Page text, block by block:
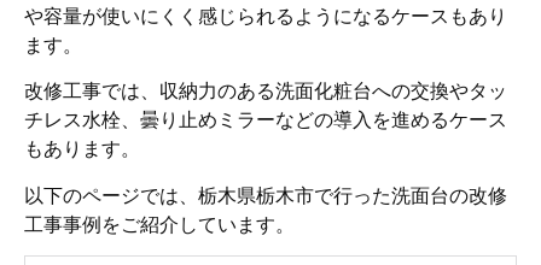
や容量が使いにくく感じられるようになるケースもあり
ます。
改修工事では、収納力のある洗面化粧台への交換やタッ
チレス水栓、曇り止めミラーなどの導入を進めるケース
もあります。
以下のページでは、栃木県栃木市で行った洗面台の改修
工事事例をご紹介しています。